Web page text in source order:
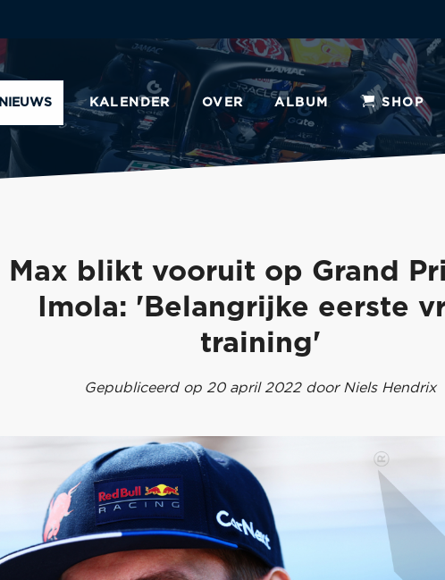
NIEUWS KALENDER OVER ALBUM SHOP
Max blikt vooruit op Grand
Imola: 'Belangrijke eerste
training'
Gepubliceerd op 20 april 2022 door Niels Hendrix